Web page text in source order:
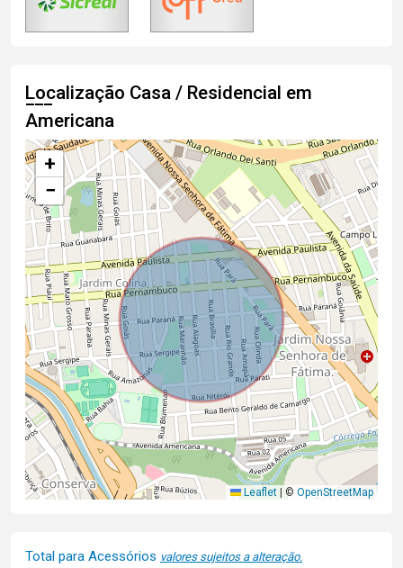
Localização Casa / Residencial em
Americana
+
−
Leaflet | © OpenStreetMap
Total para Acessórios valores sujeitos a alteração.